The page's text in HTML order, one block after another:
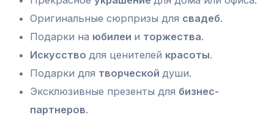
Оригинальные сюрпризы для свадеб.
Подарки на юбилеи и торжества.
Искусство для ценителей красоты.
Подарки для творческой души.
Эксклюзивные презенты для бизнес-
партнеров.